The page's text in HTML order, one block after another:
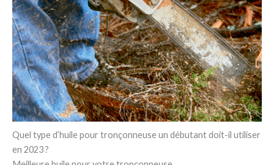
Quel type d’huile pour tronçonneuse un débutant doit-il utiliser
en 2023 ?